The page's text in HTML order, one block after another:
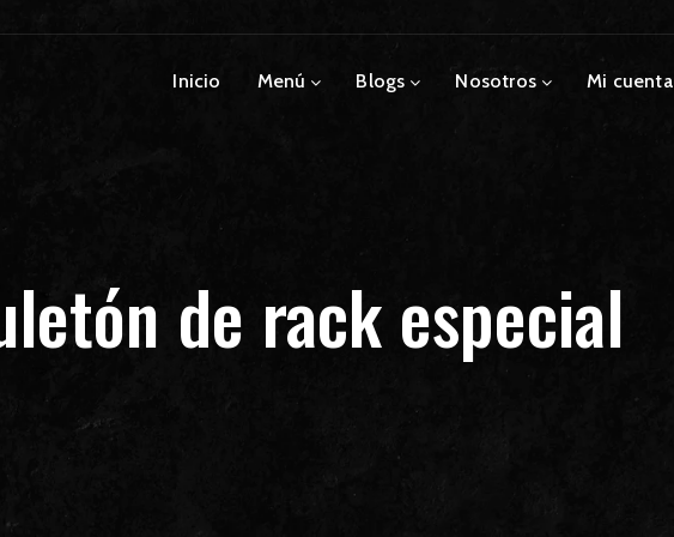
Inicio Menú Blogs Nosotros Mi cuenta
de rack especial